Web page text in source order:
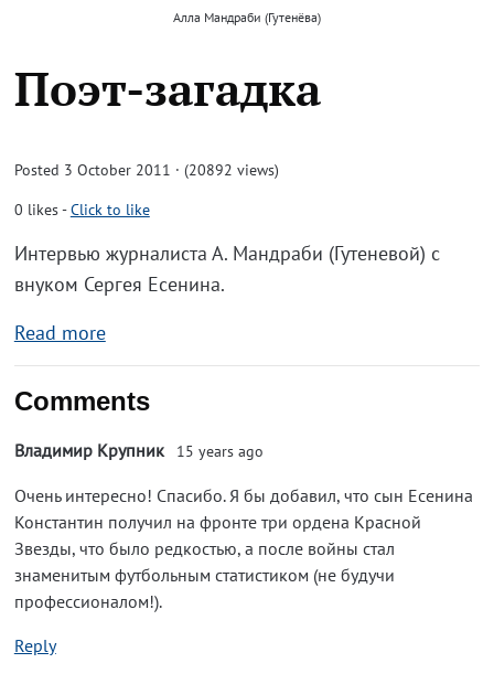
Алла Мандраби (Гутенёва)
Поэт-загадка
Posted 3 October 2011 · (20892 views)
0 likes-Click to like
Интервью журналиста А. Мандраби (Гутеневой) с
внуком Сергея Есенина.
Read more
Comments
Владимир Крупник 15 years ago
Очень интересно! Спасибо. Я бы добавил, что сын Есенина
Константин получил на фронте три ордена Красной
Звезды, что было редкостью, а после войны стал
знаменитым футбольным статистиком (не будучи
профессионалом!).
Reply